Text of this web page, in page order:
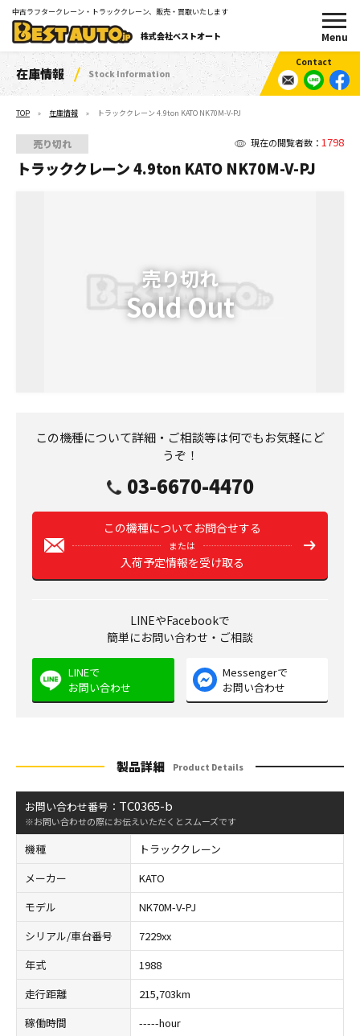
中古ラフタークレーン・トラッククレーン、販売・買取いたします
株式会社ベストオート
在庫情報 Stock Information
TOP 在庫情報 トラッククレーン 4.9ton KATO NK70M-V-PJ
現在の閲覧者数： 1798
売り切れ
トラッククレーン 4.9ton KATO NK70M-V-PJ
この機種について詳細・ご相談等は何でもお気軽にど
うぞ！
03-6670-4470
この機種についてお問合せする
または
入荷予定情報を受け取る
LINEやFacebookで
簡単にお問い合わせ・ご相談
LINEで
お問い合わせ
Messengerで
お問い合わせ
製品詳細 Product Details
お問い合わせ番号： TC0365-b
※お問い合わせの際にお伝えいただくとスムーズです
機種
トラッククレーン
メーカー
KATO
モデル
NK70M-V-PJ
シリアル/車台番号
7229xx
年式
1988
走行距離
215,703km
稼働時間
-----hour